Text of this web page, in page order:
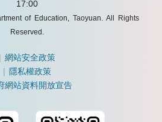
17:00
of Education, Taoyuan. All Rights
Reserved.
|網站安全政策
|隱私權政策
網站資料開放宣告